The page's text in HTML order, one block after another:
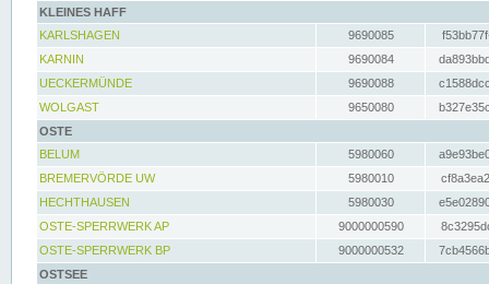
KLEINES HAFF
KARLSHAGEN
9690085
KARNIN
9690084
UECKERMÜNDE
9690088
WOLGAST
9650080
OSTE
BELUM
5980060
BREMERVÖRDE UW
5980010
HECHTHAUSEN
5980030
OSTE-SPERRWERK AP
9000000590
OSTE-SPERRWERK BP
9000000532
OSTSEE